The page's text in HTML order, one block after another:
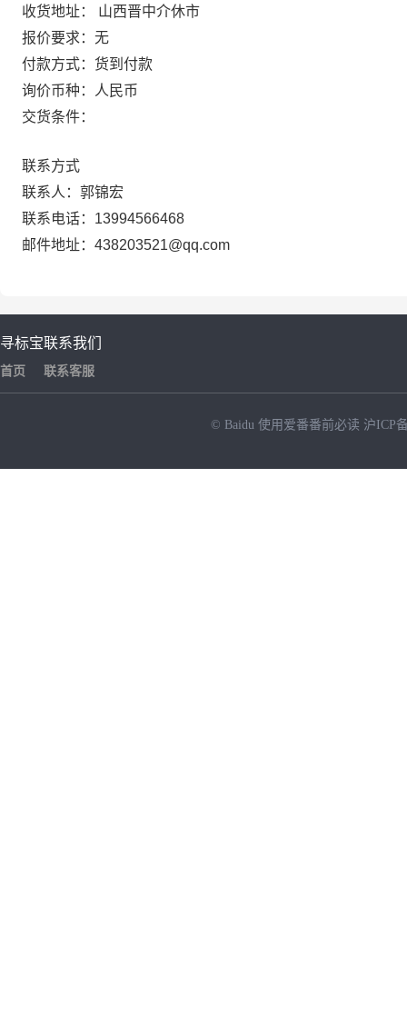
收货地址： 山西晋中介休市
报价要求：无
付款方式：货到付款
询价币种：人民币
交货条件：
联系方式
联系人：郭锦宏
联系电话：13994566468
邮件地址：438203521@qq.com
寻标宝
首页
联系我们
联系客服
© Baidu 使用爱番番前必读 沪ICP